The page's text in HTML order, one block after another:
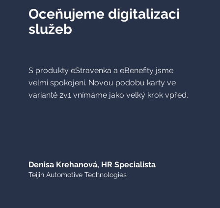
Oceňujeme digitalizaci
služeb
S produkty eStravenka a eBenefity jsme
velmi spokojeni. Novou podobu karty ve
variantě 2v1 vnímáme jako velký krok vpřed.
Denisa Krehanová, HR Specialista
Teijin Automotive Technologies